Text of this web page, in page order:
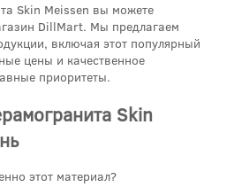
Skin Meissen вы можете
DillMart. Мы предлагаем
включая этот популярный
цены и качественное
приоритеты.
Skin
этот материал?